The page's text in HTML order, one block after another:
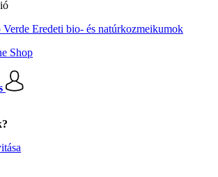
Eredeti bio- és natúrkozmeikumok